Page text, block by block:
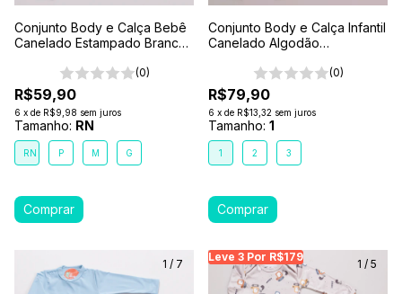
Conjunto Body e Calça Bebê
Canelado Estampado Branco-
(0)
R$59,90
6 x de R$9,98 sem juros
Tamanho: RN
RN P M G
Conjunto Body e Calça Infantil
Canelado Algodão
Chumbo
(0)
R$79,90
6 x de R$13,32 sem juros
Tamanho: 1
1 2 3
1 / 7
Leve 3 Por R$179
Leve 3 Por R$179
1 / 5